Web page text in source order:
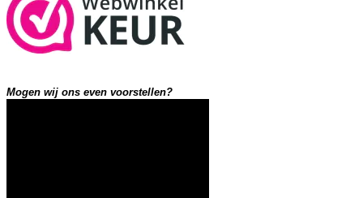
Mogen wij ons even voorstellen?